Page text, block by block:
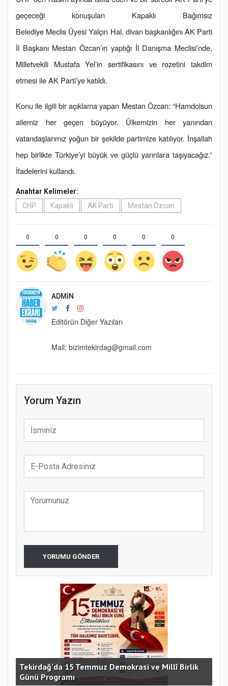
geçeceği konuşulan Kapaklı Bağımsız
Belediye Meclis Üyesi Yalçın Hal, divan başkanlığını AK Parti
İl Başkanı Mestan Özcan’ın yaptığı İl Danışma Meclisi’nde,
Milletvekili Mustafa Yel’in sertifikasını ve rozetini takdim
etmesi ile AK Parti’ye katıldı.
Konu ile ilgili bir açıklama yapan Mestan Özcan: “Hamdolsun
ailemiz her geçen büyüyor. Ülkemizin her yanından
vatandaşlarımız yoğun bir şekilde partimize katılıyor. İnşallah
hep birlikte Türkiye’yi büyük ve güçlü yarınlara taşıyacağız.”
İfadelerini kullandı.
Anahtar Kelimeler:
CHP
Kapaklı AK Parti Mestan Özcan
0 0 0 0 0 0
ADMIN
Editörün Diğer Yazıları
Mail: bizimtekirdag@gmail.com
Yorum Yazın
YORUMU GÖNDER
Tekirdağ'da 15 Temmuz Demokrasi ve Millî Birlik
Günü Programı